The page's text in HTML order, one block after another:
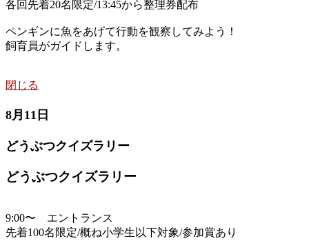
各回先着20名限定/13:45から整理券配布
ペンギンに魚をあげて行動を観察してみよう！
飼育員がガイドします。
閉じる
8月11日
どうぶつクイズラリー
どうぶつクイズラリー
9:00〜 エントランス
先着100名限定/概ね小学生以下対象/参加賞あり